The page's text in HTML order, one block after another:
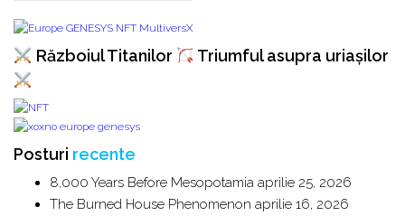
Războiul Titanilor Triumful asupra uriașilor
Posturi recente
8,000 Years Before Mesopotamia aprilie 25, 2026
The Burned House Phenomenon aprilie 16, 2026